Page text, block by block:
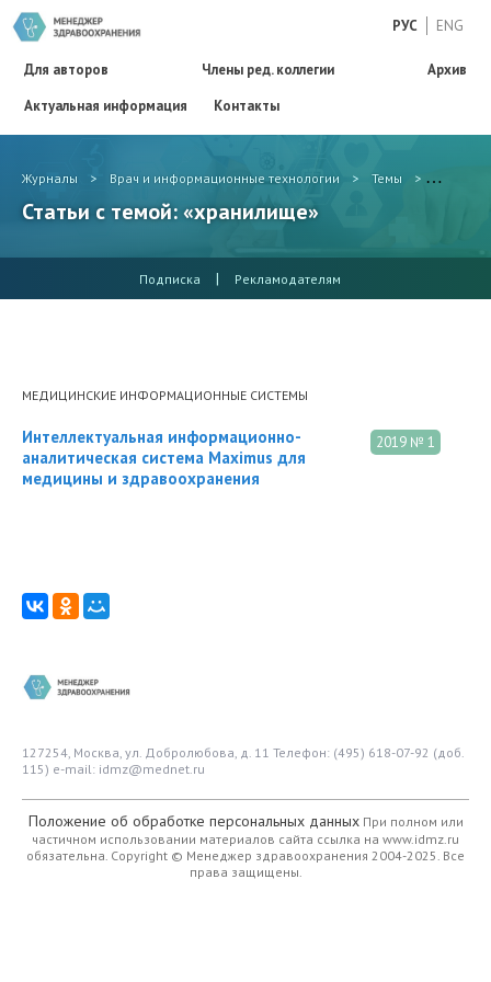
РУС ENG
Для авторов Члены ред. коллегии
Архив
Актуальная информация
Контакты
Журналы > Врач и информационные технологии > Темы >
Статьи с темой: «хранилище»
Подписка | Рекламодателям
МЕДИЦИНСКИЕ ИНФОРМАЦИОННЫЕ СИСТЕМЫ
2019 № 1
Интеллектуальная информационно-
аналитическая система Maximus для
медицины и здравоохранения
127254, Москва, ул. Добролюбова, д. 11 Телефон: (495) 618-07-92 (доб.
115) e-mail: idmz@mednet.ru
Положение об обработке персональных данныхПри полном или
частичном использовании материалов сайта ссылка на www.idmz.ru
обязательна. Copyright © Менеджер здравоохранения 2004-2025. Все
права защищены.